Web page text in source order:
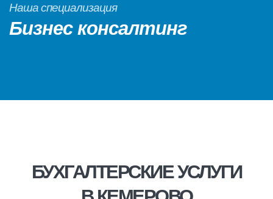
Наша специализация
Бизнес консалтинг
БУХГАЛТЕРСКИЕ УСЛУГИ